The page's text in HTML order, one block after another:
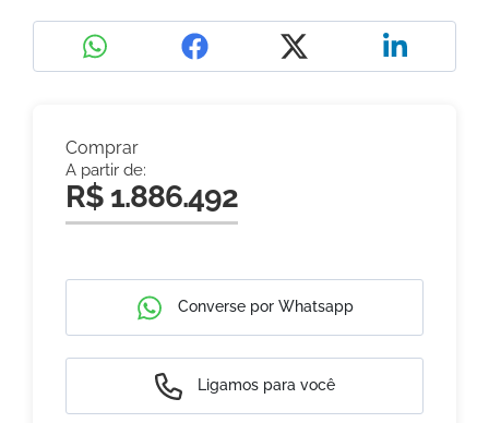
Comprar
A partir de:
R$ 1.886.492
Converse por Whatsapp
Ligamos para você